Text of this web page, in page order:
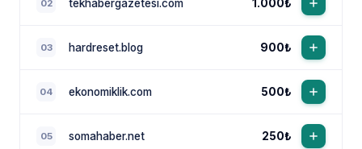
02 tekhabergazetesi.com 1.000₺
03 hardreset.blog 900₺
04 ekonomiklik.com 500₺
05 somahaber.net 250₺
NewsTanıtım AI Asistan